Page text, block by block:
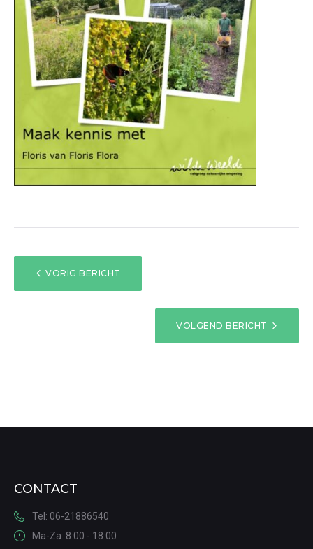
BERICHT
NAVIGATIE
VORIG BERICHT
VOLGEND BERICHT
CONTACT
Tel: 06-21886540
Ma-Za: 8:00 - 18:00